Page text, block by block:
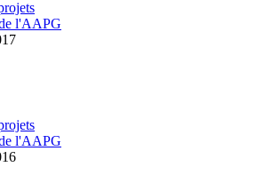
l'AAPG
l'AAPG